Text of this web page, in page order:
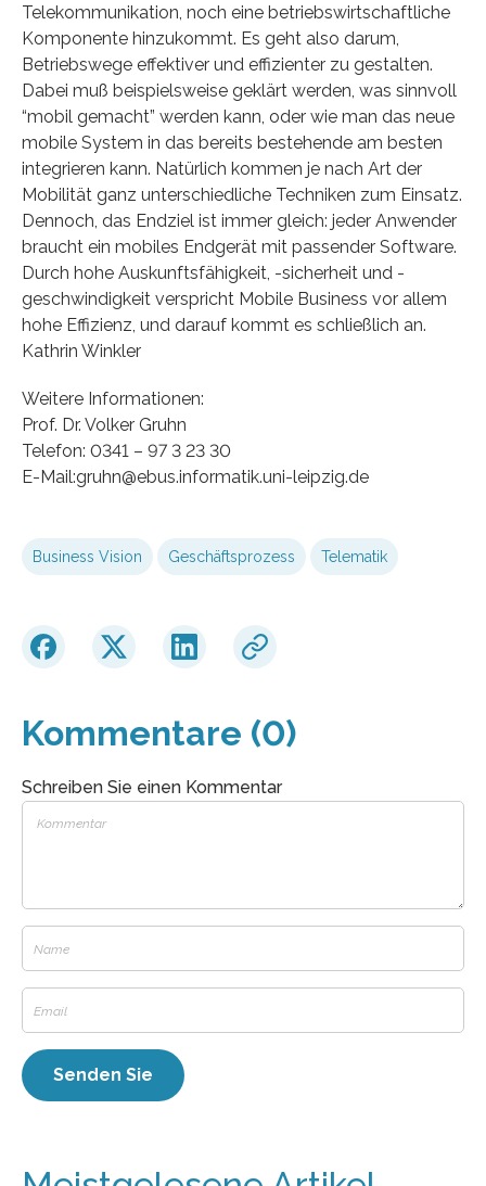
Telekommunikation, noch eine betriebswirtschaftliche
Komponente hinzukommt. Es geht also darum,
Betriebswege effektiver und effizienter zu gestalten.
Dabei muß beispielsweise geklärt werden, was sinnvoll
“mobil gemacht” werden kann, oder wie man das neue
mobile System in das bereits bestehende am besten
integrieren kann. Natürlich kommen je nach Art der
Mobilität ganz unterschiedliche Techniken zum Einsatz.
Dennoch, das Endziel ist immer gleich: jeder Anwender
braucht ein mobiles Endgerät mit passender Software.
Durch hohe Auskunftsfähigkeit, -sicherheit und -
geschwindigkeit verspricht Mobile Business vor allem
hohe Effizienz, und darauf kommt es schließlich an.
Kathrin Winkler
Weitere Informationen:
Prof. Dr. Volker Gruhn
Telefon: 0341 – 97 3 23 30
E-Mail:gruhn@ebus.informatik.uni-leipzig.de
Business Vision Geschäftsprozess Telematik
Kommentare (0)
Schreiben Sie einen Kommentar